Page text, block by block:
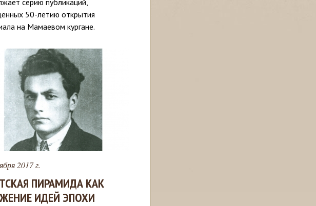
серию публикаций,
50-летию открытия
на Мамаевом кургане.
2017 г.
ПИРАМИДА КАК
ИДЕЙ ЭПОХИ